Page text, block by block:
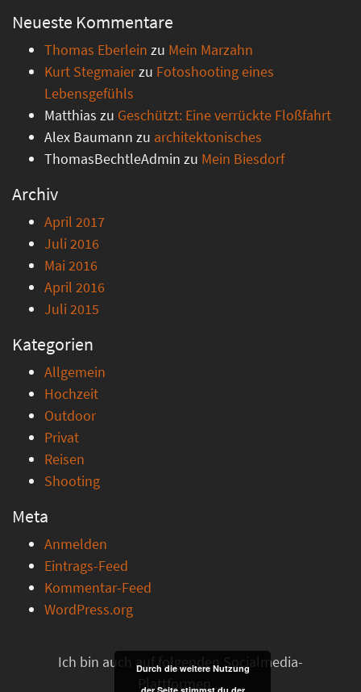
Neueste Kommentare
Thomas Eberlein zu Mein Marzahn
Kurt Stegmaierzu Fotoshooting eines
Lebensgefühls
Matthias zu Geschützt: Eine verrückte Floßfahrt
Alex Baumann zu architektonisches
ThomasBechtleAdmin zu Mein Biesdorf
Archiv
April 2017
Juli 2016
Mai 2016
April 2016
Juli 2015
Kategorien
Allgemein
Hochzeit
Outdoor
Privat
Reisen
Shooting
Meta
Anmelden
Eintrags-Feed
Kommentar-Feed
WordPress.org
Ich bin auch auf folgenden Socialmedia-
Plattformen ...
Durch die weitere Nutzung